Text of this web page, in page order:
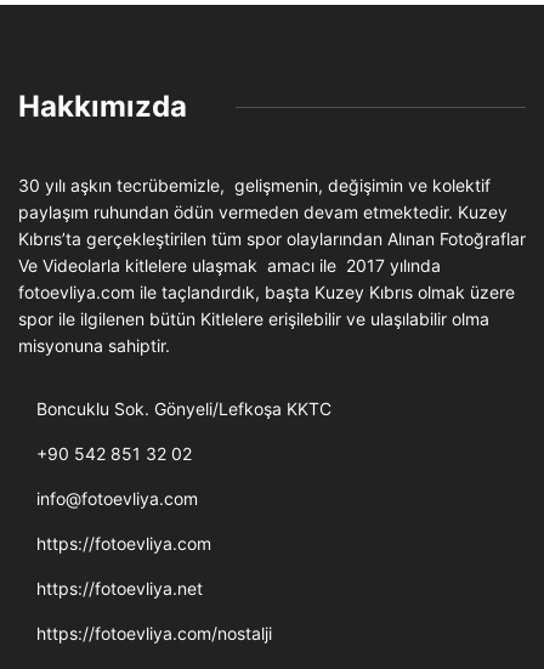
Hakkımızda
30 yılı aşkın tecrübemizle, gelişmenin, değişimin ve kolektif
paylaşım ruhundan ödün vermeden devam etmektedir. Kuzey
Kıbrıs’ta gerçekleştirilen tüm spor olaylarından Alınan Fotoğraflar
Ve Videolarla kitlelere ulaşmak amacı ile 2017 yılında
fotoevliya.com ile taçlandırdık, başta Kuzey Kıbrıs olmak üzere
spor ile ilgilenen bütün Kitlelere erişilebilir ve ulaşılabilir olma
misyonuna sahiptir.
Boncuklu Sok. Gönyeli/Lefkoşa KKTC
+90 542 851 32 02
info@fotoevliya.com
https://fotoevliya.com
https://fotoevliya.net
https://fotoevliya.com/nostalji